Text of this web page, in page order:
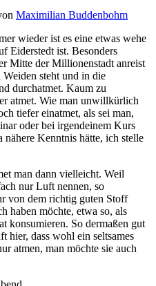
Maximilian Buddenbohm
wieder ist es eine etwas wehe
Eiderstedt ist. Besonders
Mitte der Millionenstadt anreist
steht und in die
durchatmet. Kaum zu
atmet. Wie man unwillkürlich
tiefer einatmet, als sei man,
oder bei irgendeinem Kurs
Kenntnis hätte, ich stelle
man dann vielleicht. Weil
nur Luft nennen, so
von dem richtig guten Stoff
haben möchte, etwa so, als
konsumieren. So dermaßen gut
hier, dass wohl ein seltsames
atmen, man möchte sie auch